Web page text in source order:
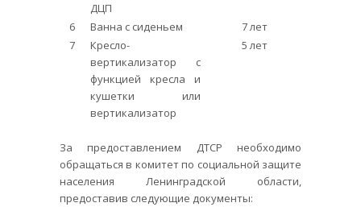
ДЦП
6 Ванна с сиденьем
7 лет
7
Кресло-
вертикализатор с
функцией кресла и
кушетки или
вертикализатор
5 лет
За предоставлением ДТСР необходимо
обращаться в комитет по социальной защите
населения Ленинградской области,
предоставив следующие документы: